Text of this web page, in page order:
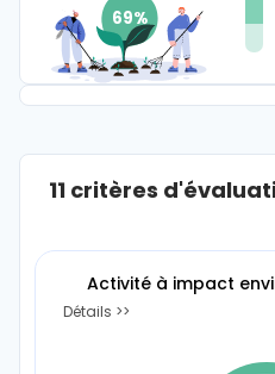
11 critères
Activité à impact
Détails